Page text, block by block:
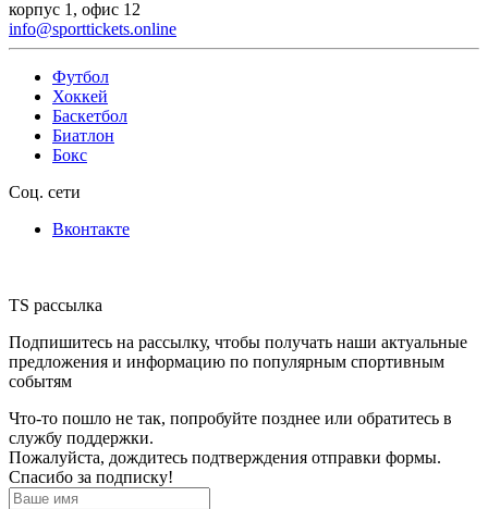
корпус 1, офис 12
info@sporttickets.online
Футбол
Хоккей
Баскетбол
Биатлон
Бокс
Соц. сети
Вконтакте
TS рассылка
Подпишитесь на рассылку, чтобы получать наши актуальные
предложения и информацию по популярным спортивным
событям
Что-то пошло не так, попробуйте позднее или обратитесь в
службу поддержки.
Пожалуйста, дождитесь подтверждения отправки формы.
Спасибо за подписку!